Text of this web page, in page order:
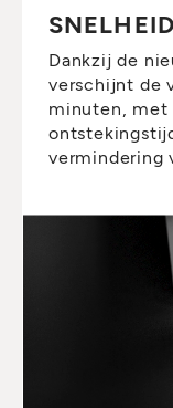
Dankzij de
verschijnt de
minuten, met
vermindering